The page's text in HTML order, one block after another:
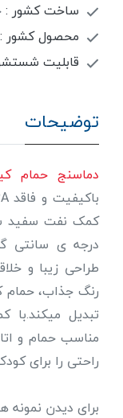
ساخت کشور :
محصول کشور :
قابلیت
توضیحات
دماسنج حمام
درجه ی سانتی
طراحی زیبا و
رنگ جذاب، حمام
تبدیل
مناسب حمام و
راحتی را برای
برای دیدن نمونه